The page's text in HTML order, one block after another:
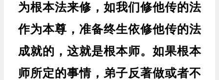
为根本法来修，如我们修他传的法
作为本尊，准备终生依修他传的法
成就的，这就是根本师。如果根本
师所定的事情，弟子反著做或者不